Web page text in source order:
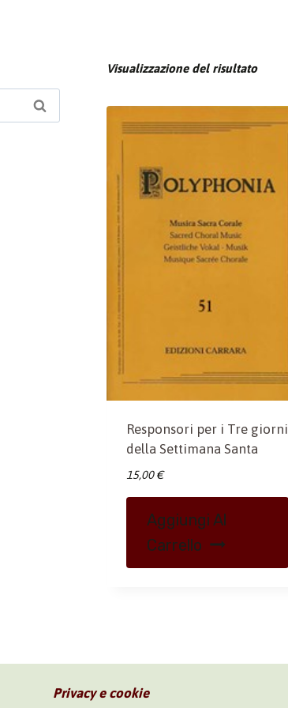
Visualizzazione del risultato
Responsori per i Tre giorni
della Settimana Santa
15,00€
Aggiungi Al
Carrello
Cerca
Privacy e cookie